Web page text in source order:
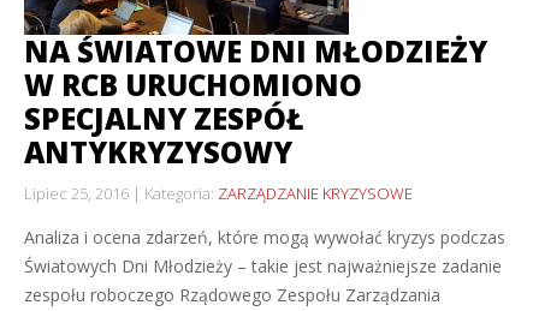
NA ŚWIATOWE DNI MŁODZIEŻY
W RCB URUCHOMIONO
SPECJALNY ZESPÓŁ
ANTYKRYZYSOWY
Lipiec 25, 2016 Kategoria: ZARZĄDZANIE KRYZYSOWE
Analiza i ocena zdarzeń, które mogą wywołać kryzys podczas
Światowych Dni Młodzieży – takie jest najważniejsze zadanie
zespołu roboczego Rządowego Zespołu Zarządzania